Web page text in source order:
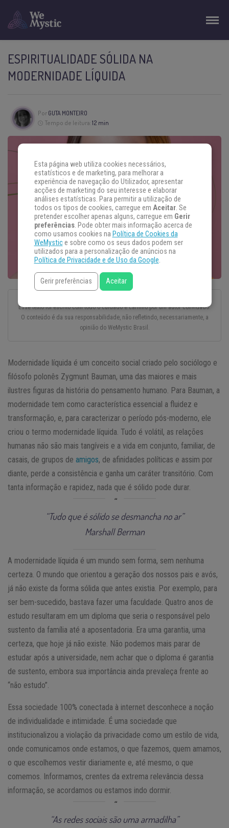
ESPIRITUALIDADE SÓLIDA NA
MODERNIDADE LÍQUIDA
Por GUTA MONTEIRO
Tempo de leitura:12 min
Esse texto foi escrito com todo o cuidado e carinho por um autor convidado.
O conteúdo é da sua responsabilidade, não refletindo, necessariamente, a
opinião do WeMystic Brasil.
Modernidade líquida é um conceito social criado pelo sociólogo e
filósofo polonês Zygmunt Bauman, uma das maiores e mais
ilustres figuras da história do pensamento humano. Para Bauman, a
modernidade tem como característica essencial a fluidez e
transformação, e, para caracterizar o período pós-moderno, ele
criou o termo modernidade líquida. Tudo é volátil, as relações
humanas não são mais tangíveis e a vida em conjunto, familiar, de
casais, de grupos de amigos, de afinidades políticas e assim por
diante, perde a consistência e ganha um caráter transitório. Com
tanta informação e rapidez, nada que é sólido pode durar.
“Tudo que é sólido se desmancha no ar”
Marshall Berman
A modernidade líquida é um mundo sem forma, sem nenhuma
certeza. O mundo que orientou a geração dos nossos pais e avós,
já não existe da forma sólida que antes existia. Por exemplo, para
ser bem-sucedido, bastava fazer uma faculdade. Quatro anos de
estudo resultaram em um diploma que seria o responsável pelo
sustento da família até a aposentadoria. Era uma garantia, uma
certeza, que hoje já não existe. Não podemos mais parar de
estudar após a universidade, nem achar que o diploma é garantia
de sustento, embora sua importância ainda prevaleça frente ao
“não estudo”.
Essa sociedade 100% conectada à internet desconhece a noção
de individualidade e intimidade. É uma sociedade que
institucionalizou a violação da privacidade como um estilo de vida,
onde comunicamos onde estamos, o que fazemos, quem amamos,
o que escolhemos vestir diariamente e, até mesmo, o que
comemos. Informamos, crentes da extrema relevância dessa
informação, se acordamos ou estamos indo dormir.
“As redes sociais são uma armadilha”
Esta página web utiliza cookies necessários,
estatísticos e de marketing, para melhorar a
experiência de navegação do Utilizador, apresentar
acções de marketing do seu interesse e elaborar
análises estatísticas. Para permitir a utilização de
todos os tipos de cookies, carregue em Aceitar. Se
pretender escolher apenas alguns, carregue em Gerir
preferências. Pode obter mais informação acerca de
como usamos cookies na Política de Cookies da
WeMystice sobre como os seus dados podem ser
utilizados para a personalização de anúncios na
Política de Privacidade e de Uso da Google.
Gerir preferências Aceitar